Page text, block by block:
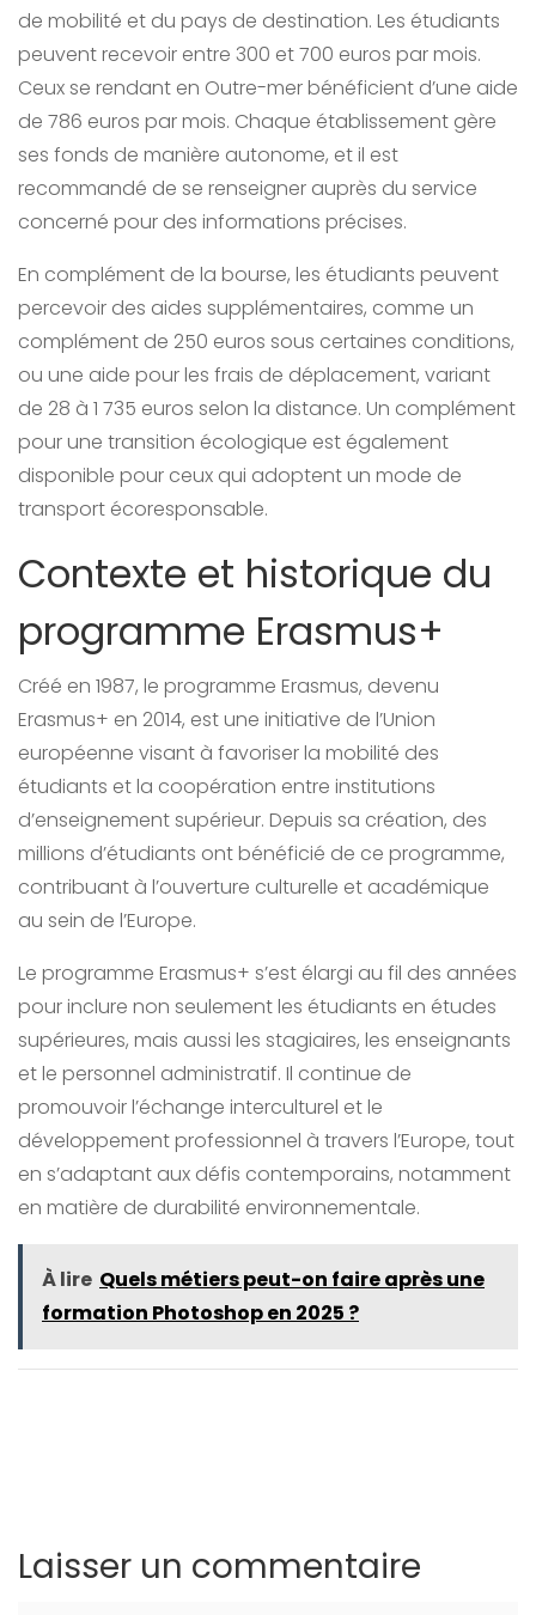
de mobilité et du pays de destination. Les étudiants
peuvent recevoir entre 300 et 700 euros par mois.
Ceux se rendant en Outre-mer bénéficient d’une aide
de 786 euros par mois. Chaque établissement gère
ses fonds de manière autonome, et il est
recommandé de se renseigner auprès du service
concerné pour des informations précises.
En complément de la bourse, les étudiants peuvent
percevoir des aides supplémentaires, comme un
complément de 250 euros sous certaines conditions,
ou une aide pour les frais de déplacement, variant
de 28 à 1 735 euros selon la distance. Un complément
pour une transition écologique est également
disponible pour ceux qui adoptent un mode de
transport écoresponsable.
Contexte et historique du
programme Erasmus+
Créé en 1987, le programme Erasmus, devenu
Erasmus+ en 2014, est une initiative de l’Union
européenne visant à favoriser la mobilité des
étudiants et la coopération entre institutions
d’enseignement supérieur. Depuis sa création, des
millions d’étudiants ont bénéficié de ce programme,
contribuant à l’ouverture culturelle et académique
au sein de l’Europe.
Le programme Erasmus+ s’est élargi au fil des années
pour inclure non seulement les étudiants en études
supérieures, mais aussi les stagiaires, les enseignants
et le personnel administratif. Il continue de
promouvoir l’échange interculturel et le
développement professionnel à travers l’Europe, tout
en s’adaptant aux défis contemporains, notamment
en matière de durabilité environnementale.
À lire Quels métiers peut-on faire après une
formation Photoshop en 2025 ?
Laisser un commentaire